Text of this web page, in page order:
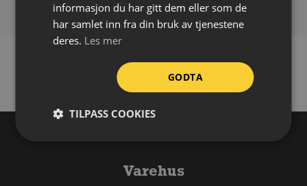
Varehus
informasjon du har gitt dem eller som de
har samlet inn fra din bruk av tjenestene
deres. Les mer
GODTA
TILPASS COOKIES